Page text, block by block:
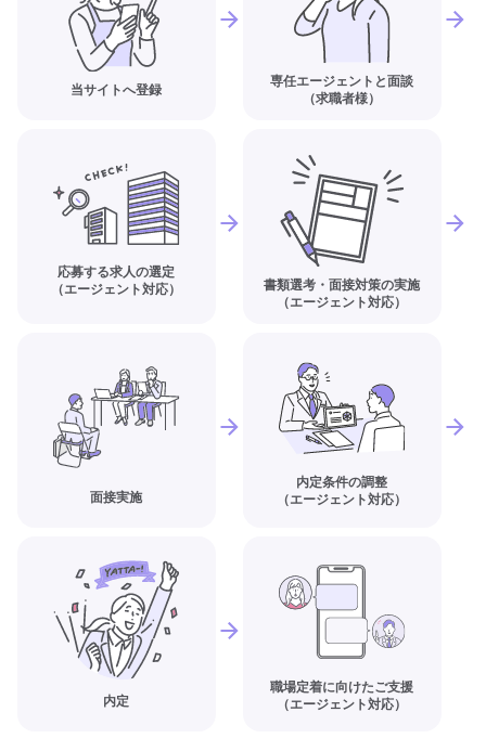
当サイトへ登録
専任エージェントと面談
（求職者様）
応募する求人の選定
（エージェント対応）
書類選考・面接対策の実施
（エージェント対応）
面接実施
内定条件の調整
（エージェント対応）
内定
職場定着に向けたご支援
（エージェント対応）